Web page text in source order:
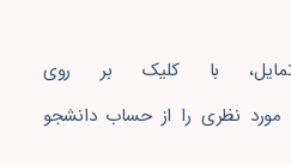
با کلیک بر روی
مورد نظری را از حساب دانشجو